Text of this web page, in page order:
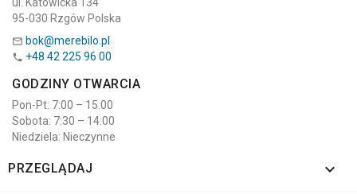
95-030 Rzgów Polska
 bok@merebilo.pl
 +48 42 225 96 00
GODZINY OTWARCIA
Pon-Pt: 7:00 – 15:00
Sobota: 7:30 – 14:00
Niedziela: Nieczynne
PRZEGLĄDAJ 